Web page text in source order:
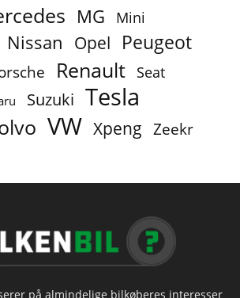
MG Mini
Nissan Opel Peugeot
Renault Seat
Suzuki Tesla
VW Xpeng Zeekr
på almindelige bilkøberes interesser